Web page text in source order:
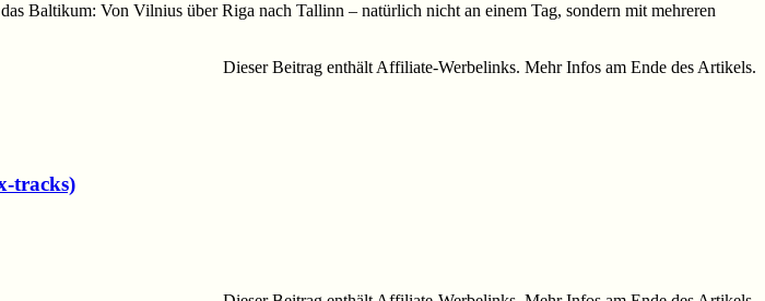
Baltikum: Von Vilnius über Riga nach Tallinn – natürlich nicht an einem Tag, sondern mit mehreren
Dieser Beitrag enthält Affiliate-Werbelinks. Mehr Infos am Ende des Artikels.
tracks)